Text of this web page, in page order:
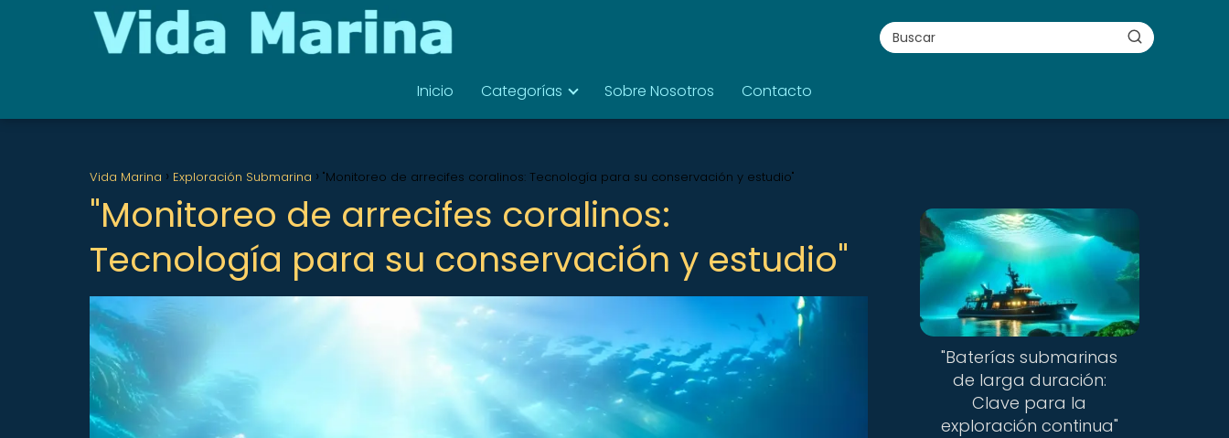
Inicio Categorías Sobre Nosotros Contacto
Vida Marina Exploración Submarina "Monitoreo de arrecifes coralinos: Tecnología para su conservación y estudio"
"Monitoreo de arrecifes coralinos:
Tecnología para su conservación y estudio"
"Baterías submarinas
de larga duración:
Clave para la
exploración continua"